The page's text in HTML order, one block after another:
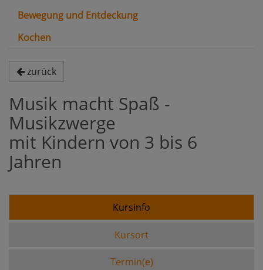
Bewegung und Entdeckung
Kochen
zurück
Musik macht Spaß -
Musikzwerge
mit Kindern von 3 bis 6
Jahren
Kursinfo
Kursort
Termin(e)